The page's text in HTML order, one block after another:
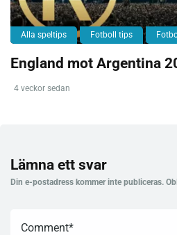
Alla speltips Fotboll tips
England mot Argentina
4 veckor sedan
Lämna ett svar
Din e-postadress kommer inte publiceras.